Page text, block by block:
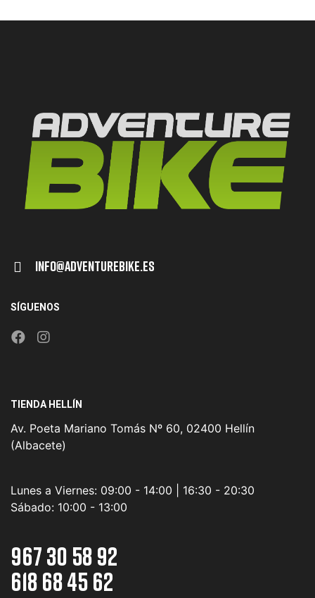
Info@adventurebike.es
SÍGUENOS
TIENDA HELLÍN
Av. Poeta Mariano Tomás Nº 60, 02400 Hellín
(Albacete)
Lunes a Viernes: 09:00 - 14:00 | 16:30 - 20:30
Sábado: 10:00 - 13:00
967 30 58 92
618 68 45 62